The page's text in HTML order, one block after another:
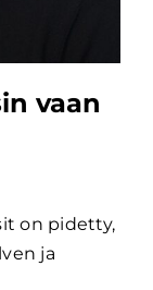
vaan
on pidetty,
ja